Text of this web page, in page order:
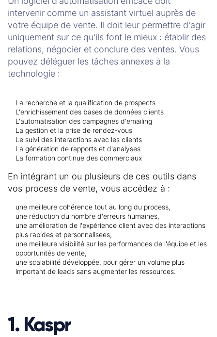
intervenir comme un assistant virtuel auprès de
votre équipe de vente. Il doit leur permettre d'agir
uniquement sur ce qu'ils font le mieux : établir des
relations, négocier et conclure des ventes. Vous
pouvez déléguer les tâches annexes à la
technologie :
La recherche et la qualification de prospects
L'enrichissement des bases de données clients
L'automatisation des campagnes d'emailing
La gestion et la prise de rendez-vous
Le suivi des interactions avec les clients
La génération de rapports et d'analyses
La formation continue des commerciaux
En intégrant un ou plusieurs de ces outils dans
vos process de vente, vous accédez à :
une meilleure cohérence tout au long du process,
une réduction du nombre d'erreurs humaines,
une amélioration de l'expérience client avec des interactions
plus rapides et personnalisées,
une meilleure visibilité sur les performances de l'équipe et les
opportunités de vente,
une scalabilité développée, pour gérer un volume plus
important de leads sans augmenter les ressources.
1. Kaspr